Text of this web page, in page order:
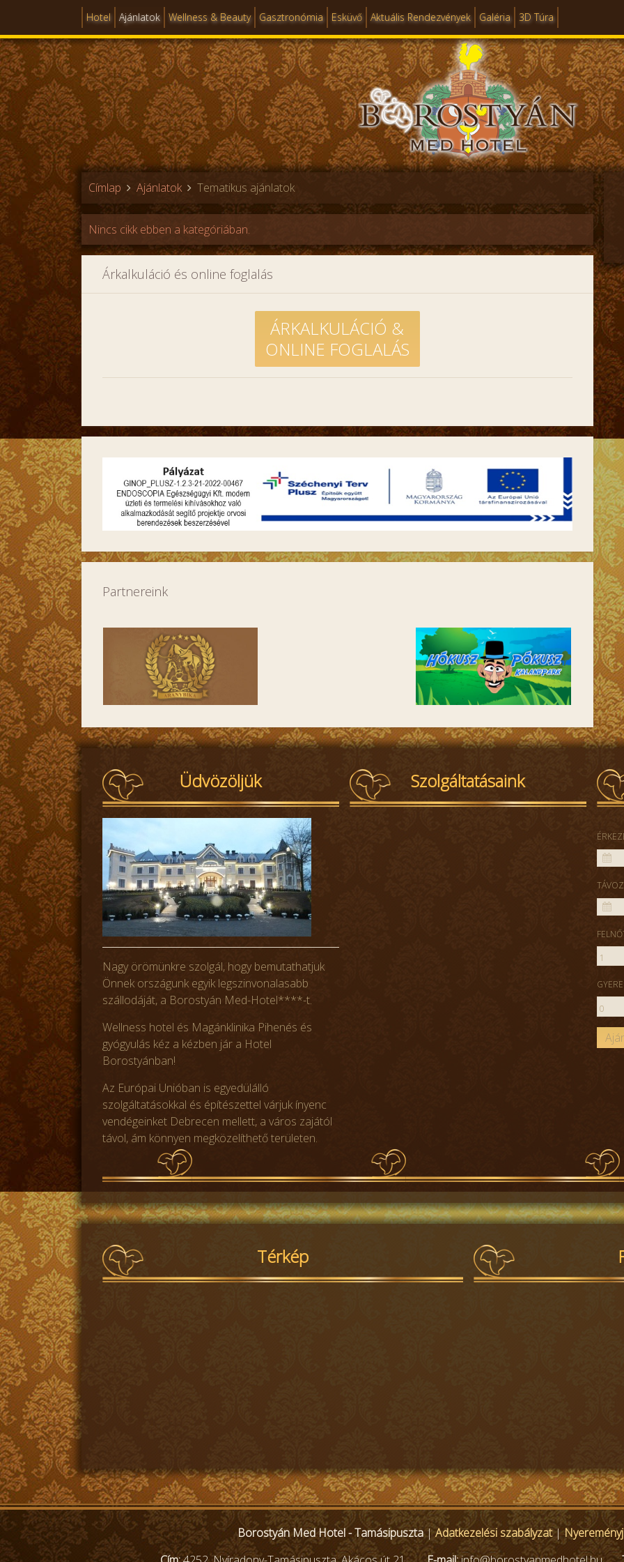
Hotel Ajánlatok Wellness & Beauty Gasztronómia Esküvő Aktuális Rendezvények Galéria 3D Túra
Címlap Ajánlatok Tematikus ajánlatok
Nincs cikk ebben a kategóriában.
Árkalkuláció és online foglalás
ÁRKALKULÁCIÓ &
ONLINE FOGLALÁS
Partnereink
Üdvözöljük
Nagy örömünkre szolgál, hogy bemutathatjuk
Önnek országunk egyik legszinvonalasabb
szállodáját, a Borostyán Med-Hotel****-t.
Wellness hotel és Magánklinika Pihenés és
gyógyulás kéz a kézben jár a Hotel
Borostyánban!
Az Európai Unióban is egyedülálló
szolgáltatásokkal és építészettel várjuk ínyenc
vendégeinket Debrecen mellett, a város zajától
távol, ám könnyen megközelíthető területen.
Szolgáltatásaink
Térkép
Borostyán Med Hotel - Tamásipuszta|Adatkezelési szabályzat|